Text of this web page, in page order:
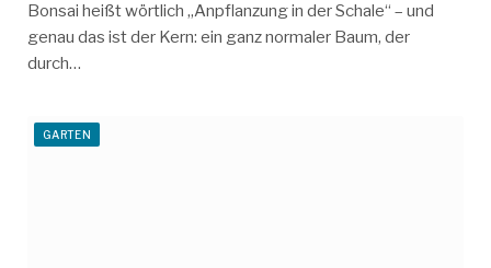
Bonsai heißt wörtlich „Anpflanzung in der Schale“ – und
genau das ist der Kern: ein ganz normaler Baum, der
durch…
GARTEN